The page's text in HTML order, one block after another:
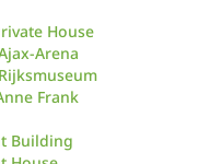
House
Arena
Frank
Building